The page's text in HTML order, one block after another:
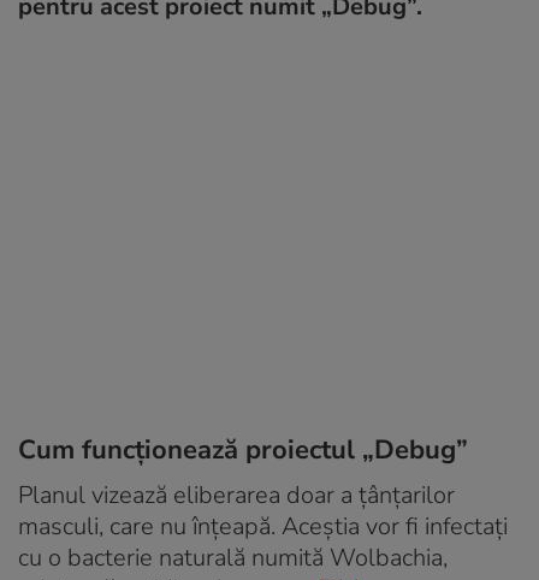
Cum funcționează proiectul „Debug”
Planul vizează eliberarea doar a țânțarilor
masculi, care nu înțeapă. Aceștia vor fi infectați
cu o bacterie naturală numită Wolbachia,